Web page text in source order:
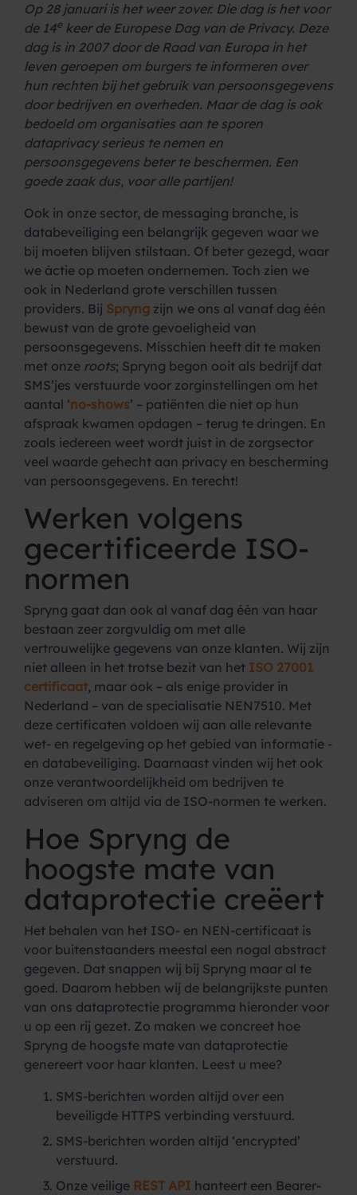
Op 28 januari is het weer zover. Die dag is het voor
de 14e keer de Europese Dag van de Privacy. Deze
dag is in 2007 door de Raad van Europa in het
leven geroepen om burgers te informeren over
hun rechten bij het gebruik van persoonsgegevens
door bedrijven en overheden. Maar de dag is ook
bedoeld om organisaties aan te sporen
dataprivacy serieus te nemen en
persoonsgegevens beter te beschermen. Een
goede zaak dus, voor alle partijen!
Ook in onze sector, de messaging branche, is
databeveiliging een belangrijk gegeven waar we
bij moeten blijven stilstaan. Of beter gezegd, waar
we áctie op moeten ondernemen. Toch zien we
ook in Nederland grote verschillen tussen
providers. Bij Spryng zijn we ons al vanaf dag één
bewust van de grote gevoeligheid van
persoonsgegevens. Misschien heeft dit te maken
met onze roots; Spryng begon ooit als bedrijf dat
SMS’jes verstuurde voor zorginstellingen om het
aantal ‘no-shows’ – patiënten die niet op hun
afspraak kwamen opdagen – terug te dringen. En
zoals iedereen weet wordt juist in de zorgsector
veel waarde gehecht aan privacy en bescherming
van persoonsgegevens. En terecht!
Werken volgens
gecertificeerde ISO-
normen
Spryng gaat dan ook al vanaf dag één van haar
bestaan zeer zorgvuldig om met alle
vertrouwelijke gegevens van onze klanten. Wij zijn
niet alleen in het trotse bezit van het ISO 27001
certificaat, maar ook – als enige provider in
Nederland – van de specialisatie NEN7510. Met
deze certificaten voldoen wij aan alle relevante
wet- en regelgeving op het gebied van informatie -
en databeveiliging. Daarnaast vinden wij het ook
onze verantwoordelijkheid om bedrijven te
adviseren om altijd via de ISO-normen te werken.
Hoe Spryng de
hoogste mate van
dataprotectie creëert
Het behalen van het ISO- en NEN-certificaat is
voor buitenstaanders meestal een nogal abstract
gegeven. Dat snappen wij bij Spryng maar al te
goed. Daarom hebben wij de belangrijkste punten
van ons dataprotectie programma hieronder voor
u op een rij gezet. Zo maken we concreet hoe
Spryng de hoogste mate van dataprotectie
genereert voor haar klanten. Leest u mee?
SMS-berichten worden altijd over een
beveiligde HTTPS verbinding verstuurd.
SMS-berichten worden altijd ‘encrypted’
verstuurd.
Onze veilige REST API hanteert een Bearer-